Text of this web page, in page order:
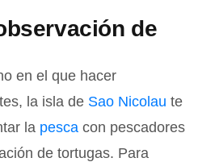
de
en el que hacer
la isla de Sao Nicolau te
la pesca con pescadores
de tortugas. Para